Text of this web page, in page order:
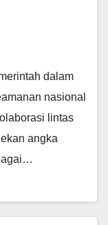
dalam
nasional
lintas
angka